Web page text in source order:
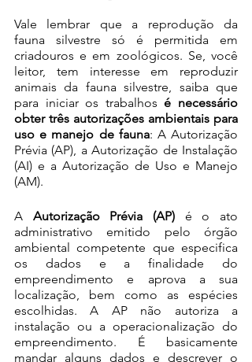
Vale lembrar que a reprodução da
fauna silvestre só é permitida em
criadouros e em zoológicos. Se, você
leitor, tem interesse em reproduzir
animais da fauna silvestre, saiba que
para iniciar os trabalhos é necessário
obter três autorizações ambientais para
uso e manejo de fauna: A Autorização
Prévia (AP), a Autorização de Instalação
(AI) e a Autorização de Uso e Manejo
(AM).
A Autorização Prévia (AP) é o ato
administrativo emitido pelo órgão
ambiental competente que especifica
os dados e a finalidade do
empreendimento e aprova a sua
localização, bem como as espécies
escolhidas. A AP não autoriza a
instalação ou a operacionalização do
empreendimento. É basicamente
mandar alguns dados e descrever o